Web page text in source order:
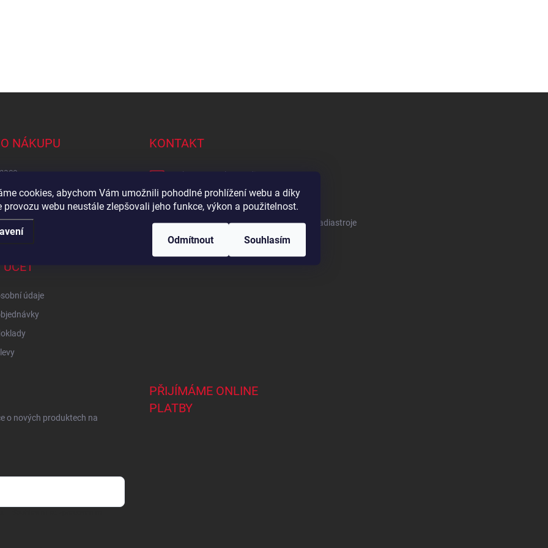
cookies, abychom Vám umožnili pohodlné prohlížení webu a díky
provozu webu neustále zlepšovali jeho funkce, výkon a použitelnost.
Odmítnout Souhlasím
NÁKUPU
platby
a ceny dopravy
údaje
KONTAKT
eshop tomek-naradi.cz
+420 727 961 357
https://www.facebook.com/tomeknaradiastroje
o nových produktech na
PŘIJÍMÁME ONLINE
PLATBY